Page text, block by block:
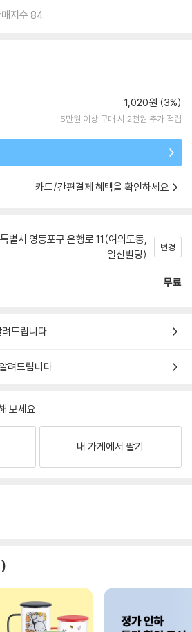
지수 84
1,020원 (3%)
5만원 이상 구매 시 2천원 추가 적립
카드/간편결제 혜택을 확인하세요
별시 영등포구 은행로 11(여의도동,
일신빌딩)
변경
무료
드립니다.
려드립니다.
보세요.
내 가게에서 팔기